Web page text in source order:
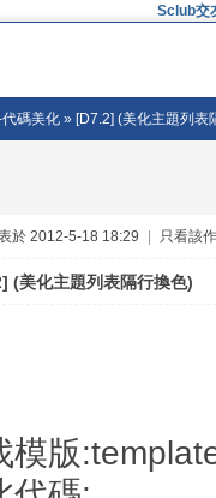
Sclub交
碼美化» [D7.2] (美化主題列表
於 2012-5-18 18:29 只看該
(美化主題列表隔行換色)
模版